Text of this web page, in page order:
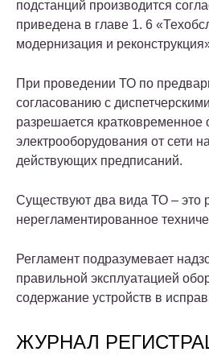
подстанций производится
приведена в главе 1. 6
модернизация и
При проведении ТО по
согласованию с
разрешается кратковременное
электрооборудования от сети
действующих предписаний.
Существуют два вида ТО – это
нерегламентированное
Регламент подразумевает
правильной эксплуатацией
содержание устройств в
ЖУРНАЛ